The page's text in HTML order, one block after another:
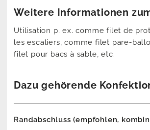
Weitere Informationen
Utilisation p. ex. comme filet de
les escaliers, comme filet pare-
filet pour bacs à sable, etc.
Dazu gehörende
Randabschluss (empfohlen,